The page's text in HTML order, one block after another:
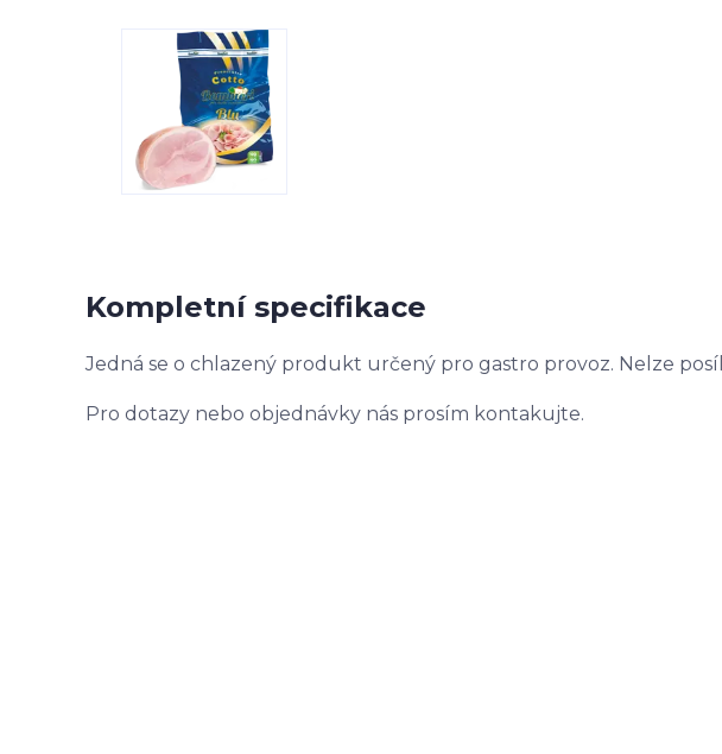
Kompletní specifikace
Jedná se o chlazený produkt určený pro gastro provoz. Nelze
Pro dotazy nebo objednávky nás prosím kontakujte.